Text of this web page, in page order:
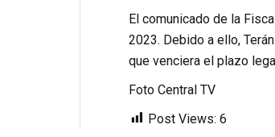
El comunicado de la
2023. Debido a ello,
que venciera el plazo
Foto Central TV
Post Views: 6